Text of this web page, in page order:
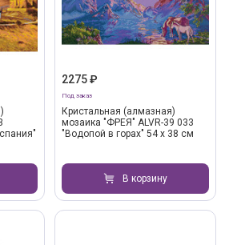
2275 ₽
Под заказ
Кристальная (алмазная)
мозаика "ФРЕЯ" ALVR-39 033
"Водопой в горах" 54 х 38 см
В корзину